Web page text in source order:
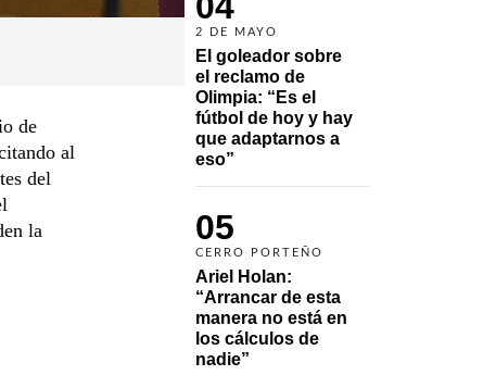
2 DE MAYO
El goleador sobre
el reclamo de
Olimpia: “Es el
fútbol de hoy y hay
que adaptarnos a
eso”
05
CERRO PORTEÑO
Ariel Holan:
“Arrancar de esta
manera no está en
los cálculos de
nadie”
de
al
del
la